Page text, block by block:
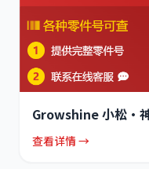
Growshine 小松·
查看详情 →